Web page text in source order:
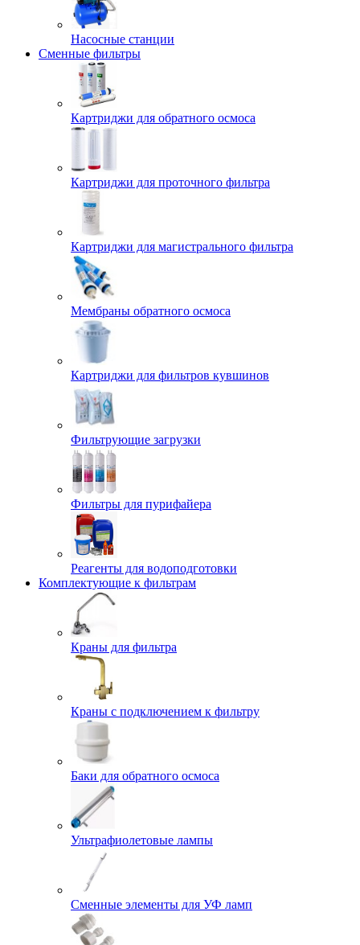
Насосные станции
Сменные фильтры
Картриджи для обратного осмоса
Картриджи для проточного фильтра
Картриджи для магистрального фильтра
Мембраны обратного осмоса
Картриджи для фильтров кувшинов
Фильтрующие загрузки
Фильтры для пурифайера
Реагенты для водоподготовки
Комплектующие к фильтрам
Краны для фильтра
Краны с подключением к фильтру
Баки для обратного осмоса
Ультрафиолетовые лампы
Сменные элементы для УФ ламп